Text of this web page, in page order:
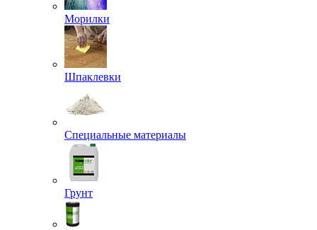
Морилки
Шпаклевки
Специальные материалы
Грунт